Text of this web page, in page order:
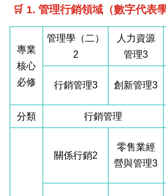
🛒 1. 管理行銷領域（數字代表學
專業
核心
必修
管理學（二）
2
人力資源
管理3
行銷管理3 創新管理3
分類 行銷管理
關係行銷2
零售業經
營與管理3